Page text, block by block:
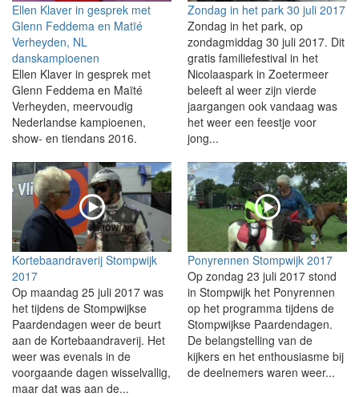
Ellen Klaver in gesprek met
Glenn Feddema en Matïé
Verheyden, NL
danskampioenen
Ellen Klaver in gesprek met
Glenn Feddema en Maïté
Verheyden, meervoudig
Nederlandse kampioenen,
show- en tiendans 2016.
Zondag in het park 30 juli 2017
Zondag in het park, op
zondagmiddag 30 juli 2017. Dit
gratis familiefestival in het
Nicolaaspark in Zoetermeer
beleeft al weer zijn vierde
jaargangen ook vandaag was
het weer een feestje voor
jong...
Kortebaandraverij Stompwijk
2017
Op maandag 25 juli 2017 was
het tijdens de Stompwijkse
Paardendagen weer de beurt
aan de Kortebaandraverij. Het
weer was evenals in de
voorgaande dagen wisselvallig,
maar dat was aan de...
Ponyrennen Stompwijk 2017
Op zondag 23 juli 2017 stond
in Stompwijk het Ponyrennen
op het programma tijdens de
Stompwijkse Paardendagen.
De belangstelling van de
kijkers en het enthousiasme bij
de deelnemers waren weer...